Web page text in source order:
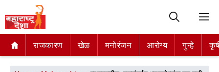
राजकारण खेळ मनोरंजन आरोग्य गुन्हे
राजकारण खेळ मनोरंजन आरोग्य गुन्हे